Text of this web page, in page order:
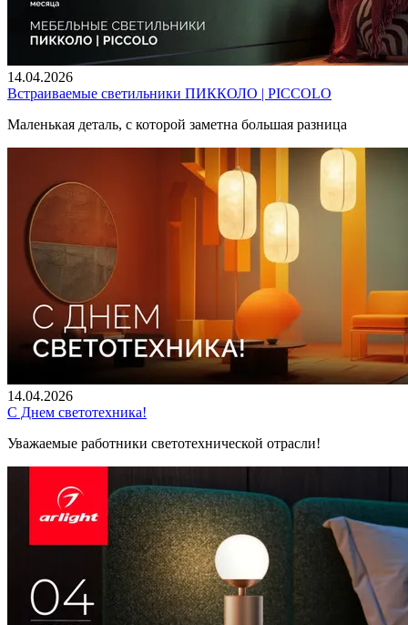
14.04.2026
Встраиваемые светильники ПИККОЛО | PICCOLO
Маленькая деталь, с которой заметна большая разница
14.04.2026
С Днем светотехника!
Уважаемые работники светотехнической отрасли!